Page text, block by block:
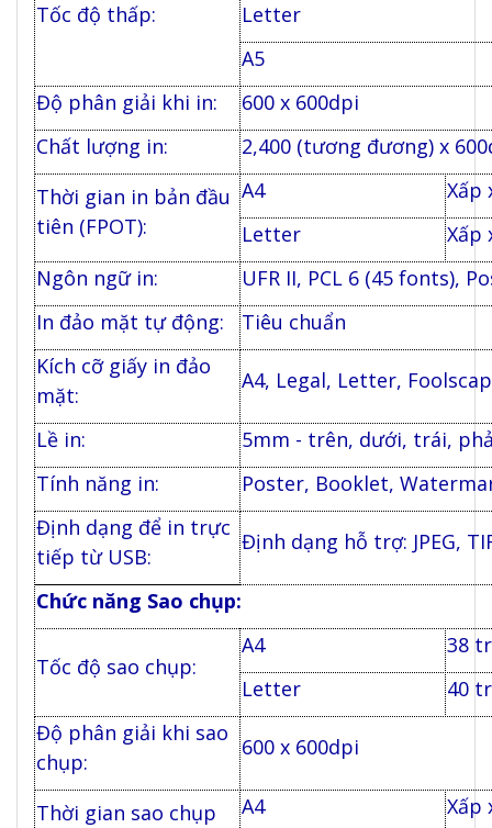
Tốc độ thấp:
Letter
A5
Độ phân giải khi in:
600 x 600dpi
Chất lượng in:
2,400 (tương đương) x
Thời gian in bản đầu
tiên (FPOT):
A4
Xấp
Letter
Xấp
Ngôn ngữ in:
UFR II, PCL 6 (45 fonts),
In đảo mặt tự động:
Tiêu chuẩn
Kích cỡ giấy in đảo
mặt:
A4, Legal, Letter,
Lề in:
5mm - trên, dưới, trái,
Tính năng in:
Poster, Booklet,
Định dạng để in trực
tiếp từ USB:
Định dạng hỗ trợ: JPEG,
Chức năng Sao chụp:
Tốc độ sao chụp:
A4
38
Letter
40
Độ phân giải khi sao
chụp:
600 x 600dpi
Thời gian sao chụp
A4
Xấp